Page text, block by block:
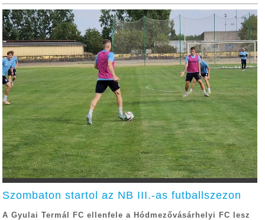
Szombaton startol az NB III.-as futballszezon
A Gyulai Termál FC ellenfele a Hódmezővásárhelyi FC lesz